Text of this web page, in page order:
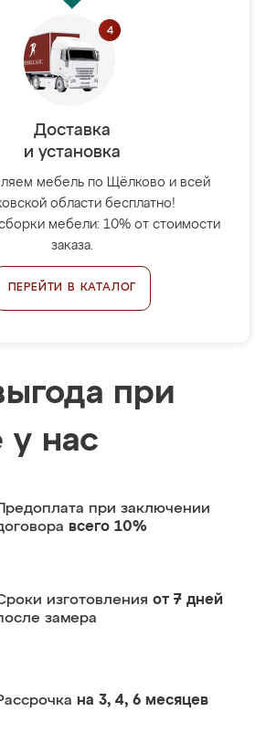
Доставка
и установка
мебель по Щёлково и всей
области бесплатно!
мебели: 10% от стоимости
заказа.
ПЕРЕЙТИ В КАТАЛОГ
при
у нас
при заключении
всего 10%
изготовления от 7 дней
замера
на 3, 4, 6 месяцев